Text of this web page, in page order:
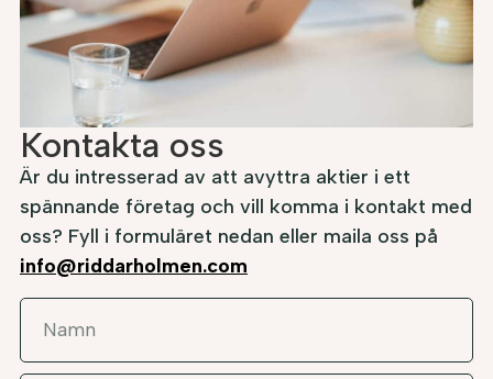
Kontakta oss
Är du intresserad av att avyttra aktier i ett
spännande företag och vill komma i kontakt med
oss? Fyll i formuläret nedan eller maila oss på
info@riddarholmen.com